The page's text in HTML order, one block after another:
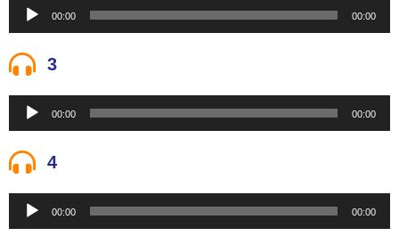
Reproductor
de
audio
00:00 00:00
3
Reproductor
de
audio
00:00 00:00
4
Reproductor
de
00:00 00:00